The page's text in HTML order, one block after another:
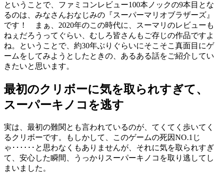
ということで、ファミコンレビュー100本ノックの9本目とな
るのは、みなさんおなじみの『スーパーマリオブラザーズ』
です！ まぁ、2020年のこの時代に、スーマリのレビューも
ねぇだろうってぐらい、むしろ皆さんもご存じの作品ですよ
ね。ということで、約30年ぶりぐらいにそこそこ真面目にゲ
ームをしてみようとしたときの、あるある話をご紹介してい
きたいと思います。
最初のクリボーに気を取られすぎて、
スーパーキノコを逃す
実は、最初の難関とも言われているのが、てくてく歩いてく
るクリボーです。もしかして、このゲームの死因NO.1じ
ゃ･･････と思わなくもありませんが、それに気を取られすぎ
て、安心した瞬間、うっかりスーパーキノコを取り逃してし
まいました。